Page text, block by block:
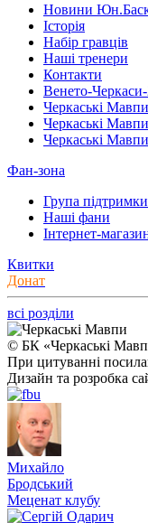
Новини
Історія
Набір гравців
Наші тренери
Контакти
Венето-
Черкаські
Черкаські
Черкаські
Фан-зона
Група підтримки
Наші фани
Інтернет-
Квитки
Донат
всі розділи
© БК «Черкаські
При цитуванні
Дизайн та розробка
Михайло
Бродський
Меценат клубу